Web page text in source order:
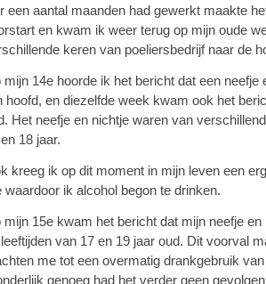
een aantal maanden had gewerkt maakte
en kwam ik weer terug op mijn oude
keren van poeliersbedrijf naar de
mijn 14e hoorde ik het bericht dat een neefje
hoofd, en diezelfde week kwam ook het
Het neefje en nichtje waren van
18 jaar.
kreeg ik op dit moment in mijn leven een
waardoor ik alcohol begon te drinken.
mijn 15e kwam het bericht dat mijn neefje
van 17 en 19 jaar oud. Dit voorval
me tot een overmatig drankgebruik
genoeg had het verder geen